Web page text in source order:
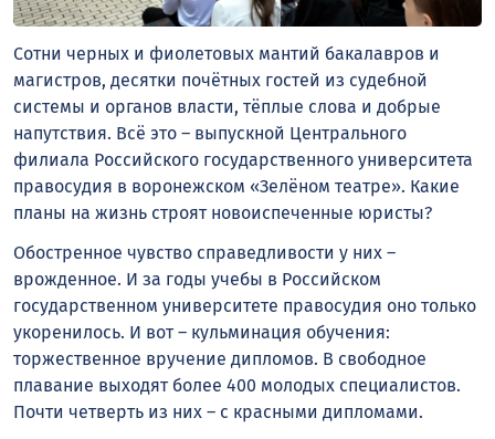
Сотни черных и фиолетовых мантий бакалавров и
магистров, десятки почётных гостей из судебной
системы и органов власти, тёплые слова и добрые
напутствия. Всё это – выпускной Центрального
филиала Российского государственного университета
правосудия в воронежском «Зелёном театре». Какие
планы на жизнь строят новоиспеченные юристы?
Обостренное чувство справедливости у них –
врожденное. И за годы учебы в Российском
государственном университете правосудия оно только
укоренилось. И вот – кульминация обучения:
торжественное вручение дипломов. В свободное
плавание выходят более 400 молодых специалистов.
Почти четверть из них – с красными дипломами.